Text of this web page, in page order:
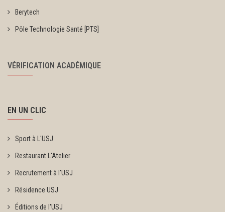
Berytech
Pôle Technologie Santé [PTS]
VÉRIFICATION ACADÉMIQUE
EN UN CLIC
Sport à L'USJ
Restaurant L'Atelier
Recrutement à l'USJ
Résidence USJ
Éditions de l'USJ